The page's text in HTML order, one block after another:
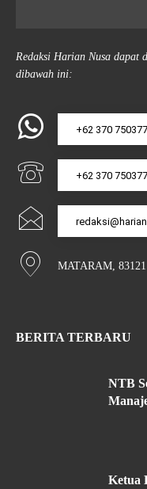
Redaksi Harian Nusa dapat
dibawah ini:
+62 370
+62 370
MATARAM, 83121
BERITA TERBARU
NTB
Ketua